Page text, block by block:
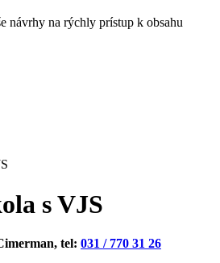
návrhy na rýchly prístup k obsahu
s VJS
tel: 031 / 770 31 26